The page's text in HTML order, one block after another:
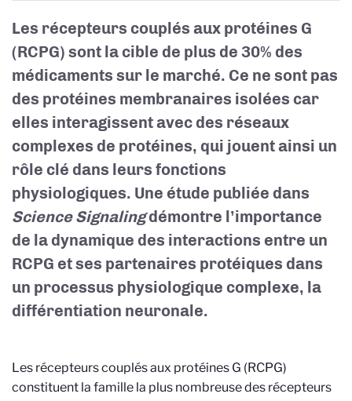
Les récepteurs couplés aux protéines G
(RCPG) sont la cible de plus de 30% des
médicaments sur le marché. Ce ne sont pas
des protéines membranaires isolées car
elles interagissent avec des réseaux
complexes de protéines, qui jouent ainsi un
rôle clé dans leurs fonctions
physiologiques. Une étude publiée dans
Science Signalingdémontre l’importance
de la dynamique des interactions entre un
RCPG et ses partenaires protéiques dans
un processus physiologique complexe, la
différentiation neuronale.
Les récepteurs couplés aux protéines G (RCPG)
constituent la famille la plus nombreuse des récepteurs